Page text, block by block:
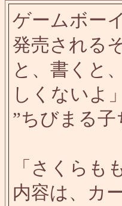
ゲームボー
発売される
と、書くと
しくないよ
”ちびまる
「さくら
内容は、カ